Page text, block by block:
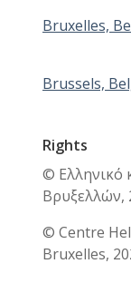
Bruxelles,
Brussels,
Rights
© Ελληνικό
Βρυξελλών,
© Centre
Bruxelles,